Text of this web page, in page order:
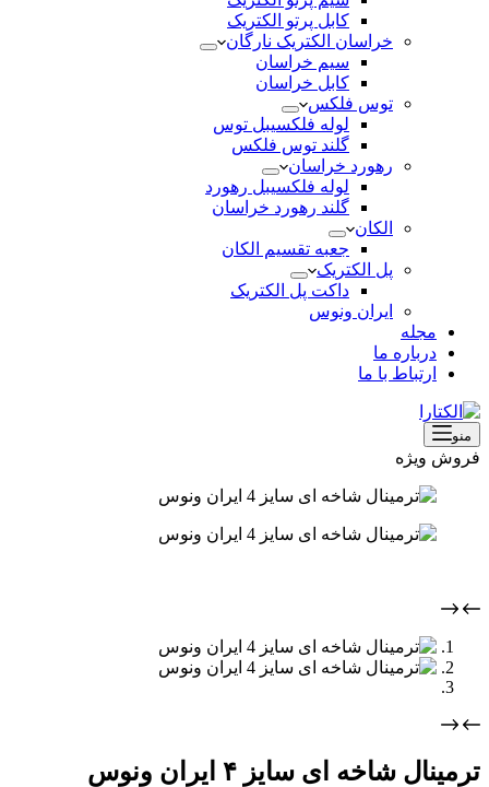
کابل پرتو الکتریک
خراسان الکتریک نارگان
سیم خراسان
کابل خراسان
توس فلکس
لوله فلکسیبل توس
گلند توس فلکس
رهورد خراسان
لوله فلکسیبل رهورد
گلند رهورد خراسان
الکان
جعبه تقسیم الکان
پل الکتریک
داکت پل الکتریک
ایران ونوس
مجله
درباره ما
ارتباط با ما
منو
فروش ویژه
ترمینال شاخه ای سایز ۴ ایران ونوس